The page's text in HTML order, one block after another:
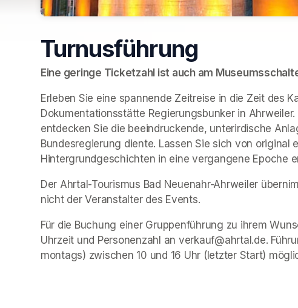
Turnusführung
Eine geringe Ticketzahl ist auch am
Erleben Sie eine spannende Zeitreise in die Zeit des
Dokumentationsstätte Regierungsbunker in
entdecken Sie die beeindruckende, unterirdische
Bundesregierung diente. Lassen Sie sich von original
Hintergrundgeschichten in eine vergangene Epoche
Der Ahrtal-Tourismus Bad Neuenahr-Ahrweiler
nicht der Veranstalter des Events.
Für die Buchung einer Gruppenführung zu ihrem
Uhrzeit und Personenzahl an verkauf@ahrtal.de.
montags) zwischen 10 und 16 Uhr (letzter Start)